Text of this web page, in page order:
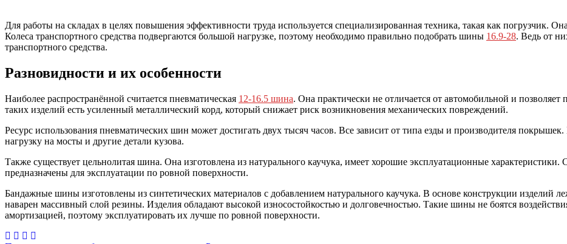
Для работы на складах в целях повышения эффективности труда используется специализированная техника, такая как погрузчик.
Колеса транспортного средства подвергаются большой нагрузке, поэтому необходимо правильно подобрать шины 16.9-28. Ведь от
транспортного средства.
Разновидности и их особенности
Наиболее распространённой считается пневматическая 12-16.5 шина. Она практически не отличается от автомобильной и
таких изделий есть усиленный металлический корд, который снижает риск возникновения механических повреждений.
Ресурс использования пневматических шин может достигать двух тысяч часов. Все зависит от типа езды и производителя
нагрузку на мосты и другие детали кузова.
Также существует цельнолитая шина. Она изготовлена из натурального каучука, имеет хорошие эксплуатационные
предназначены для эксплуатации по ровной поверхности.
Бандажные шины изготовлены из синтетических материалов с добавлением натурального каучука. В основе конструкции изделий
наварен массивный слой резины. Изделия обладают высокой износостойкостью и долговечностью. Такие шины не боятся
амортизацией, поэтому эксплуатировать их лучше по ровной поверхности.